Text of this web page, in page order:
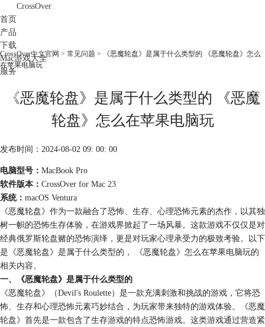
CrossOver
首页
产品
下载
Mac游戏大全
服务
购买
CrossOver中文官网 > 常见问题 > 《恶魔轮盘》是属于什么类型的 《恶魔轮盘》怎么
在苹果电脑玩
《恶魔轮盘》是属于什么类型的 《恶魔
轮盘》怎么在苹果电脑玩
发布时间：2024-08-02 09: 00: 00
电脑型号： MacBook Pro
软件版本： CrossOver for Mac 23
系统： macOS Ventura
《恶魔轮盘》作为一款融合了恐怖、生存、心理恐怖元素的杰作，以其独
树一帜的恐怖生存体验，在游戏界掀起了一场风暴。这款游戏不仅仅是对
经典俄罗斯轮盘赌的恐怖演绎，更是对玩家心理承受力的极致考验。以下
是《恶魔轮盘》是属于什么类型的， 《恶魔轮盘》怎么在苹果电脑玩的
相关内容。
一、《恶魔轮盘》是属于什么类型的
《恶魔轮盘》（Devil's Roulette）是一款充满刺激和挑战的游戏，它将恐
怖、生存和心理恐怖元素巧妙结合，为玩家带来独特的游戏体验。《恶魔
轮盘》首先是一款包含了生存游戏的特点恐怖游戏。这类游戏通过营造紧